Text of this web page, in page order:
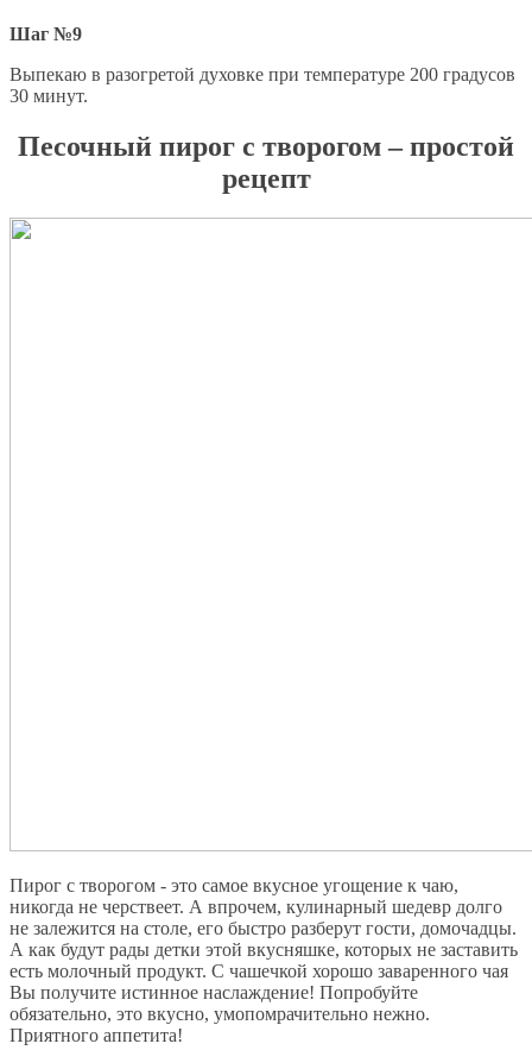
Шаг №9
Выпекаю в разогретой духовке при температуре 200 градусов
30 минут.
Песочный пирог с творогом – простой
рецепт
Пирог с творогом - это самое вкусное угощение к чаю,
никогда не черствеет. А впрочем, кулинарный шедевр долго
не залежится на столе, его быстро разберут гости, домочадцы.
А как будут рады детки этой вкусняшке, которых не заставить
есть молочный продукт. С чашечкой хорошо заваренного чая
Вы получите истинное наслаждение! Попробуйте
обязательно, это вкусно, умопомрачительно нежно.
Приятного аппетита!